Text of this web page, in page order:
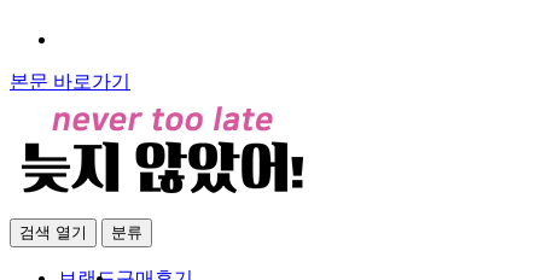
본문 바로가기
검색 열기 분류